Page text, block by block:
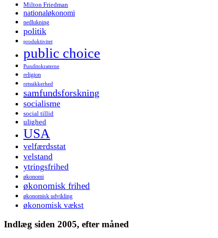
Milton Friedman
nationaløkonomi
nedlukning
politik
produktivitet
public choice
Punditokraterne
religion
retssikkerhed
samfundsforskning
socialisme
social tillid
ulighed
USA
velfærdsstat
velstand
ytringsfrihed
økonomi
økonomisk frihed
økonomisk udvikling
økonomisk vækst
Indlæg siden 2005, efter måned